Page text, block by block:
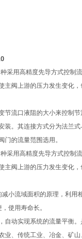
采用高精度先导方式控制
主阀上游的压力发生变化
节流口液阻的大小来控制
装。其连接方式分为法兰
门的流量范围选用。
采用高精度先导方式控制
主阀上游的压力发生变化
小流域面积的原理，利
使用寿命长。
自动实现系统的流量平衡
业、传统工业、冶金、矿